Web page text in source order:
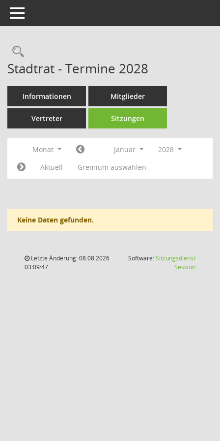
Toggle navigation
Rechercheauswahl
Stadtrat - Termine 2028
Informationen Mitglieder
Vertreter Sitzungen
Monat Januar
2028
Aktuell
Gremium auswählen
Keine Daten gefunden.
Letzte Änderung: 08.08.2026
03:09:47
Software:Sitzungsdienst
Session(Wird in